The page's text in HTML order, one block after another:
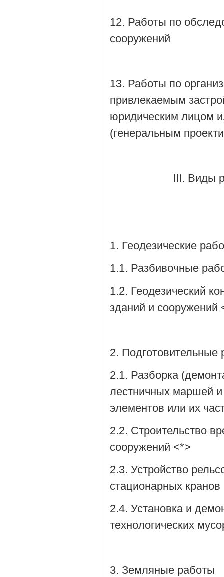
12. Работы по
сооружений
13. Работы по
привлекаемым
юридическим лицом
(генеральным
III. Виды
1. Геодезические
1.1. Разбивочные
1.2. Геодезический
зданий и сооружений
2. Подготовительные
2.1. Разборка
лестничных маршей и
элементов или их
2.2. Строительство
сооружений <*>
2.3. Устройство
стационарных кранов
2.4. Установка и
технологических
3. Земляные работы